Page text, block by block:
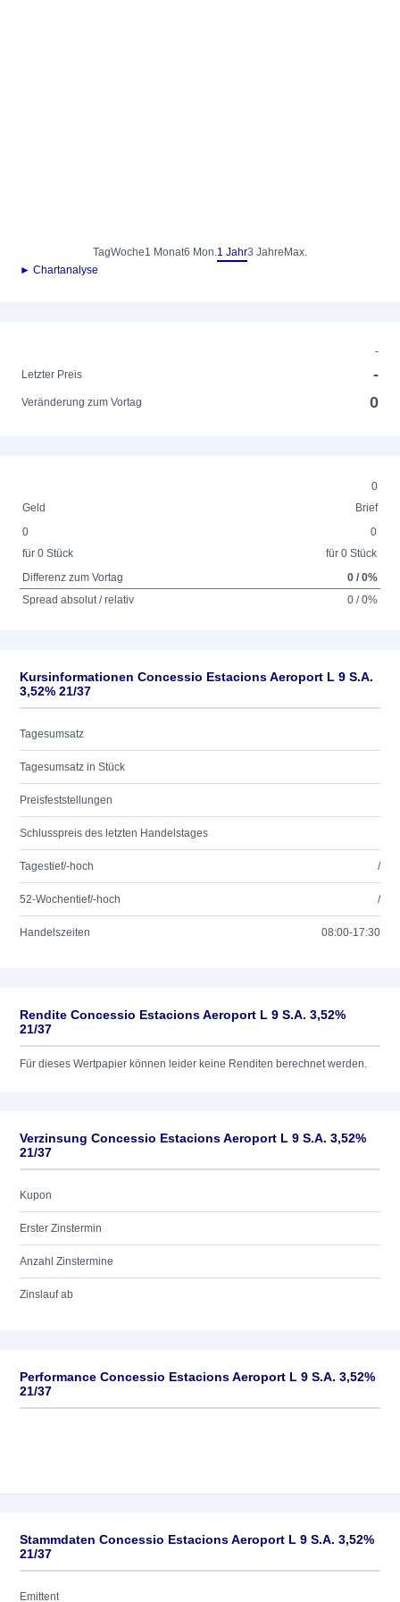
TagWoche1 Monat6 Mon.1 Jahr3 Jahre Max.
► Chartanalyse
-
Letzter Preis
-
Veränderung zum Vortag 0
0
Geld
Brief
0
für 0 Stück
0
für 0 Stück
Differenz zum Vortag
0 / 0%
Spread absolut / relativ
0 / 0%
Kursinformationen Concessio Estacions Aeroport L 9 S.A.
3,52% 21/37
Tagesumsatz
Tagesumsatz in Stück
Preisfeststellungen
Schlusspreis des letzten Handelstages
Tagestief/-hoch /
52-Wochentief/-hoch /
Handelszeiten 08:00-17:30
Rendite Concessio Estacions Aeroport L 9 S.A. 3,52%
21/37
Für dieses Wertpapier können leider keine Renditen berechnet werden.
Verzinsung Concessio Estacions Aeroport L 9 S.A. 3,52%
21/37
Kupon
Erster Zinstermin
Anzahl Zinstermine
Zinslauf ab
Performance Concessio Estacions Aeroport L 9 S.A. 3,52%
21/37
Stammdaten Concessio Estacions Aeroport L 9 S.A. 3,52%
21/37
Emittent